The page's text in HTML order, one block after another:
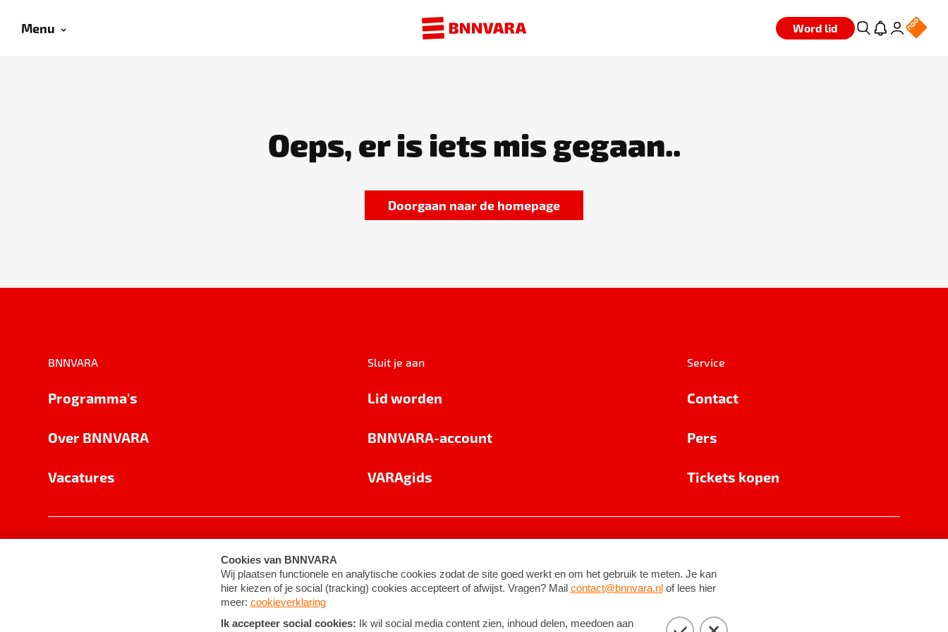
Menu Word lid
Oeps, er is iets mis gegaan..
Doorgaan naar de homepage
BNNVARA
Programma's
Over BNNVARA
Vacatures
Sluit je aan
Lid worden
BNNVARA-account
VARAgids
Service
Contact
Pers
Tickets kopen
Cookie-instellingen Algemene voorwaarden ©2026BNNVARA